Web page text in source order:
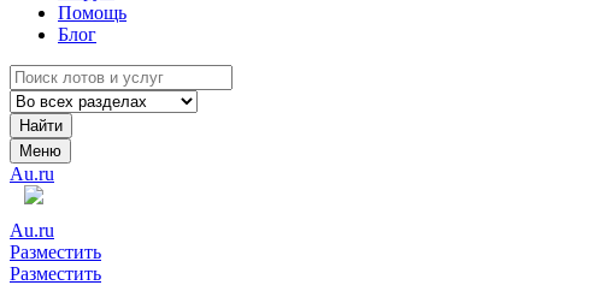
Помощь
Блог
Найти
Меню
Au.ru
Au.ru
Разместить
Разместить